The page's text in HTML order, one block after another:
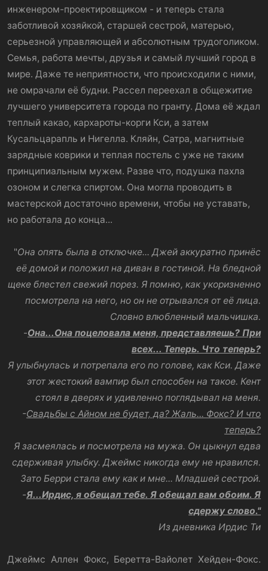
инженером-проектировщиком - и теперь стала
заботливой хозяйкой, старшей сестрой, матерью,
серьезной управляющей и абсолютным трудоголиком.
Семья, работа мечты, друзья и самый лучший город в
мире. Даже те неприятности, что происходили с ними,
не омрачали её будни. Рассел переехал в общежитие
лучшего университета города по гранту. Дома её ждал
теплый какао, кархароты-корги Кси, а затем
Кусальцарапль и Нигелла. Кляйн, Сатра, магнитные
зарядные коврики и теплая постель с уже не таким
принципиальным мужем. Разве что, подушка пахла
озоном и слегка спиртом. Она могла проводить в
мастерской достаточно времени, чтобы не уставать,
но работала до конца...
"Она опять была в отключке... Джей аккуратно принёс
её домой и положил на диван в гостиной. На бледной
щеке блестел свежий порез. Я помню, как укоризненно
посмотрела на него, но он не отрывался от её лица.
Словно влюбленный мальчишка.
-Она...Она поцеловала меня, представляешь? При
всех... Теперь. Что теперь?
Я улыбнулась и потрепала его по голове, как Кси. Даже
этот жестокий вампир был способен на такое. Кент
стоял в дверях и удивленно поглядывал на меня.
-Свадьбы с Айном не будет, да? Жаль... Фокс? И что
теперь?
Я засмеялась и посмотрела на мужа. Он цыкнул едва
сдерживая улыбку. Джеймс никогда ему не нравился.
Зато Берри стала ему как и мне... Младшей сестрой.
-Я...Ирдис, я обещал тебе. Я обещал вам обоим. Я
сдержу слово."
Из дневника Ирдис Ти
Джеймс Аллен Фокс, Беретта-Вайолет Хейден-Фокс.